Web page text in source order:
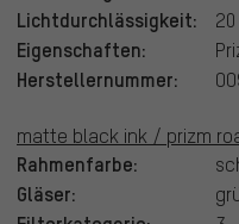
Lichtdurchlässigkeit:
Eigenschaften:
Herstellernummer:
matte black ink / prizm
Rahmenfarbe:
Gläser: